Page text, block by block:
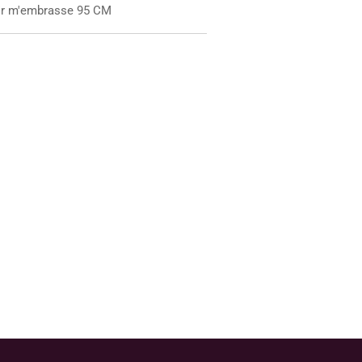
m'embrasse 95 CM